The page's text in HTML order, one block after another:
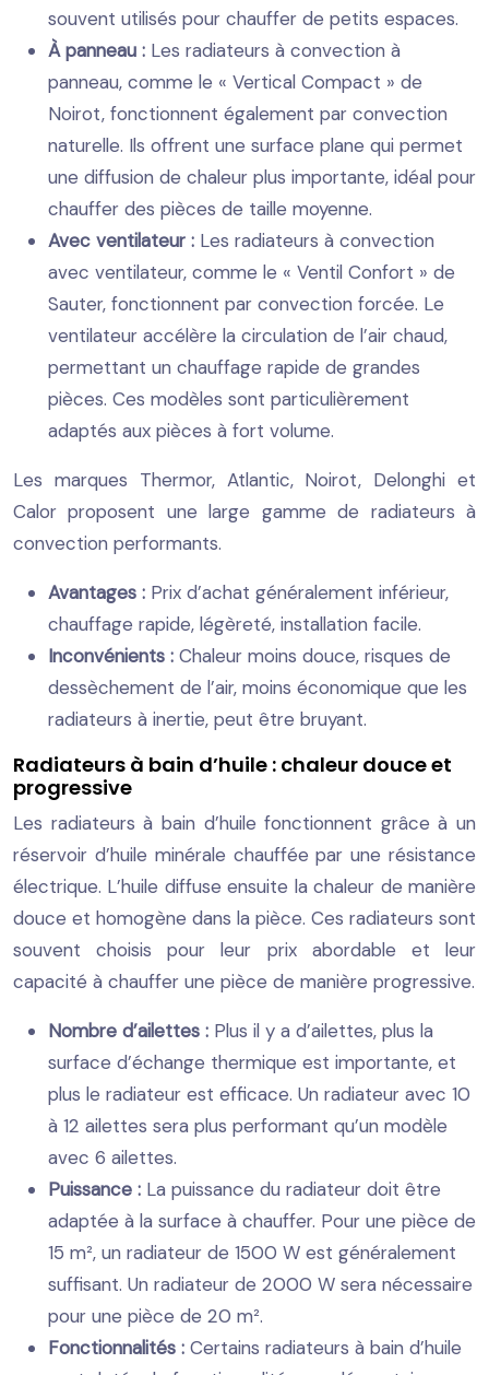
souvent utilisés pour chauffer de petits espaces.
À panneau : Les radiateurs à convection à
panneau, comme le « Vertical Compact » de
Noirot, fonctionnent également par convection
naturelle. Ils offrent une surface plane qui permet
une diffusion de chaleur plus importante, idéal pour
chauffer des pièces de taille moyenne.
Avec ventilateur : Les radiateurs à convection
avec ventilateur, comme le « Ventil Confort » de
Sauter, fonctionnent par convection forcée. Le
ventilateur accélère la circulation de l’air chaud,
permettant un chauffage rapide de grandes
pièces. Ces modèles sont particulièrement
adaptés aux pièces à fort volume.
Les marques Thermor, Atlantic, Noirot, Delonghi et
Calor proposent une large gamme de radiateurs à
convection performants.
Avantages : Prix d’achat généralement inférieur,
chauffage rapide, légèreté, installation facile.
Inconvénients : Chaleur moins douce, risques de
dessèchement de l’air, moins économique que les
radiateurs à inertie, peut être bruyant.
Radiateurs à bain d’huile : chaleur douce et
progressive
Les radiateurs à bain d’huile fonctionnent grâce à un
réservoir d’huile minérale chauffée par une résistance
électrique. L’huile diffuse ensuite la chaleur de manière
douce et homogène dans la pièce. Ces radiateurs sont
souvent choisis pour leur prix abordable et leur
capacité à chauffer une pièce de manière progressive.
Nombre d’ailettes : Plus il y a d’ailettes, plus la
surface d’échange thermique est importante, et
plus le radiateur est efficace. Un radiateur avec 10
à 12 ailettes sera plus performant qu’un modèle
avec 6 ailettes.
Puissance : La puissance du radiateur doit être
adaptée à la surface à chauffer. Pour une pièce de
15 m², un radiateur de 1500 W est généralement
suffisant. Un radiateur de 2000 W sera nécessaire
pour une pièce de 20 m².
Fonctionnalités : Certains radiateurs à bain d’huile